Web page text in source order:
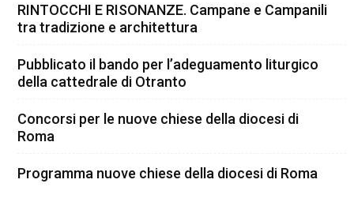
RINTOCCHI E RISONANZE. Campane e Campanili
tra tradizione e architettura
Pubblicato il bando per l’adeguamento liturgico
della cattedrale di Otranto
Concorsi per le nuove chiese della diocesi di
Roma
Programma nuove chiese della diocesi di Roma